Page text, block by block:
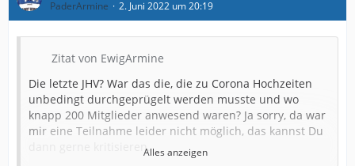
PaderArmine 2. Juni 2022 um 20:19
Zitat von EwigArmine
Die letzte JHV? War das die, die zu Corona Hochzeiten
unbedingt durchgeprügelt werden musste und wo
knapp 200 Mitglieder anwesend waren? Ja sorry, da war
mir eine Teilnahme leider nicht möglich, das kannst Du
dann gerne kritisieren.Alles anzeigen